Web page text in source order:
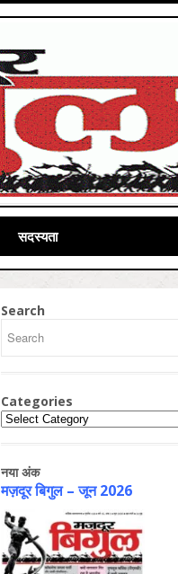
सदस्यता
Search
Categories
Categories
नया अंक
मज़दूर बिगुल – जून 2026